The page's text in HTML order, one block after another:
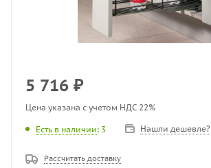
5 716 ₽
Цена указана с учетом НДС 22%
Есть в наличии: 3 Нашли дешевле?
Рассчитать доставку